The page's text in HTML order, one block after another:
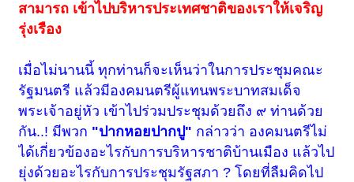
สามารถ เข้าไปบริหารประเทศชาติของเราให้เจริญ
รุ่งเรือง
เมื่อไม่นานนี้ ทุกท่านก็จะเห็นว่าในการประชุมคณะ
รัฐมนตรี แล้วมีองคมนตรีผู้แทนพระบาทสมเด็จ
พระเจ้าอยู่หัว เข้าไปร่วมประชุมด้วยถึง ๙ ท่านด้วย
กัน..! มีพวก "ปากหอยปากปู" กล่าวว่า องคมนตรีไม่
ได้เกี่ยวข้องอะไรกับการบริหารชาติบ้านเมือง แล้วไป
ยุ่งด้วยอะไรกับการประชุมรัฐสภา ? โดยที่ลืมคิดไป